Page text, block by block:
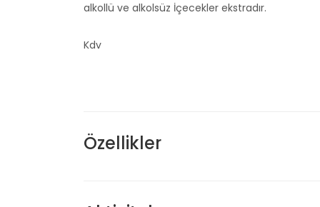
alkollü ve alkolsüz İçecekler ekstradır.
Kdv
Özellikler